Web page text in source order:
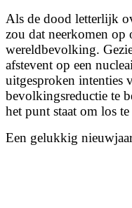
Als de dood letterlijk
zou dat neerkomen
wereldbevolking.
afstevent op een
uitgesproken intenties
bevolkingsreductie te
het punt staat om los te
Een gelukkig